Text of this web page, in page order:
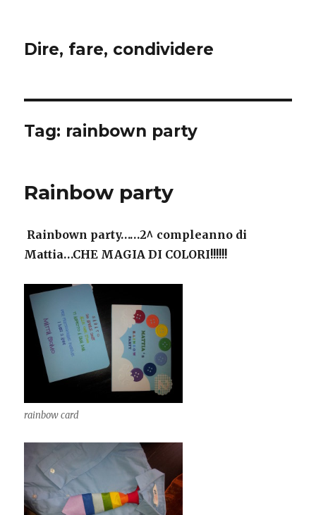
Dire, fare, condividere
Tag: rainbown party
Rainbow party
Rainbown party……2^ compleanno di
Mattia…CHE MAGIA DI COLORI!!!!!!
rainbow card